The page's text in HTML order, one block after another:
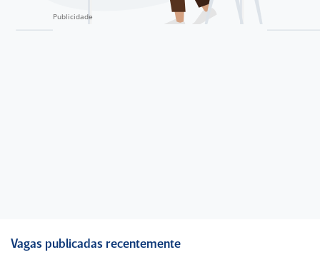
Vagas publicadas recentemente